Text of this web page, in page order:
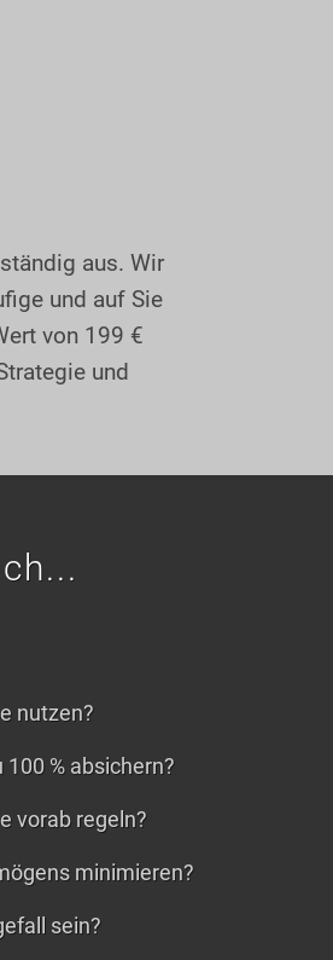
aus. Wir
und auf Sie
von 199 €
und
nutzen?
% absichern?
vorab regeln?
minimieren?
sein?